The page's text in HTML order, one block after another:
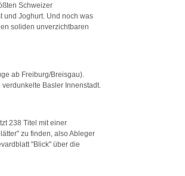
Schweizer
und Joghurt. Und noch was
soliden unverzichtbaren
ab Freiburg/Breisgau).
Basler Innenstadt.
238 Titel mit einer
zu finden, also Ableger
"Blick" über die